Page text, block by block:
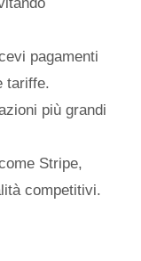
pagamenti
tariffe.
più grandi
Stripe,
competitivi.